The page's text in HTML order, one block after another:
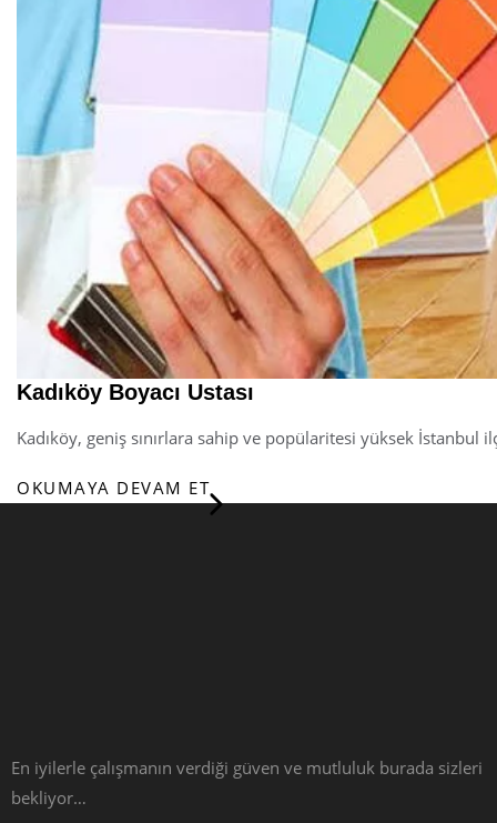
Kadıköy Boyacı Ustası
Kadıköy, geniş sınırlara sahip ve popülaritesi yüksek
OKUMAYA DEVAM ET
En iyilerle çalışmanın verdiği güven ve mutluluk burada sizleri
bekliyor…